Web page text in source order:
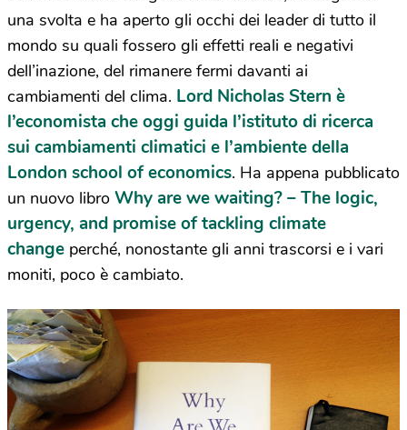
una svolta e ha aperto gli occhi dei leader di tutto il
mondo su quali fossero gli effetti reali e negativi
dell’inazione, del rimanere fermi davanti ai
cambiamenti del clima. Lord Nicholas Stern è
l’economista che oggi guida l’istituto di ricerca
sui cambiamenti climatici e l’ambiente della
London school of economics. Ha appena pubblicato
un nuovo libro Why are we waiting? – The logic,
urgency, and promise of tackling climate
change perché, nonostante gli anni trascorsi e i vari
moniti, poco è cambiato.